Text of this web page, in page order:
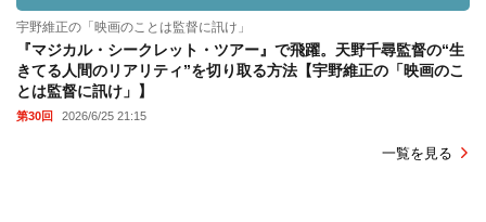
宇野維正の「映画のことは監督に訊け」
『マジカル・シークレット・ツアー』で飛躍。天野千尋監督の“生
きてる人間のリアリティ”を切り取る方法【宇野維正の「映画のこ
とは監督に訊け」】
第30回 2026/6/25 21:15
一覧を見る